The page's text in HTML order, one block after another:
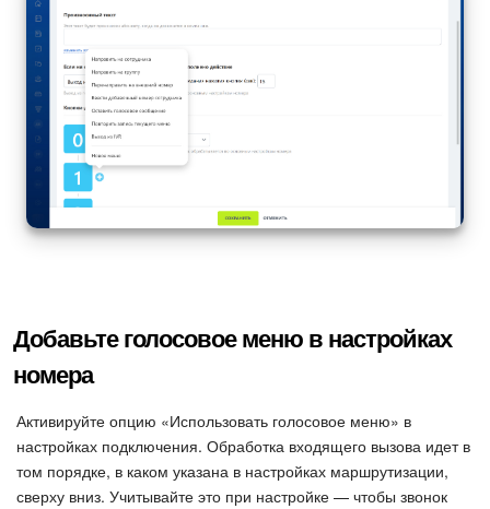
Добавьте голосовое меню в настройках
номера
Активируйте опцию «Использовать голосовое меню» в
настройках подключения. Обработка входящего вызова идет в
том порядке, в каком указана в настройках маршрутизации,
сверху вниз. Учитывайте это при настройке — чтобы звонок